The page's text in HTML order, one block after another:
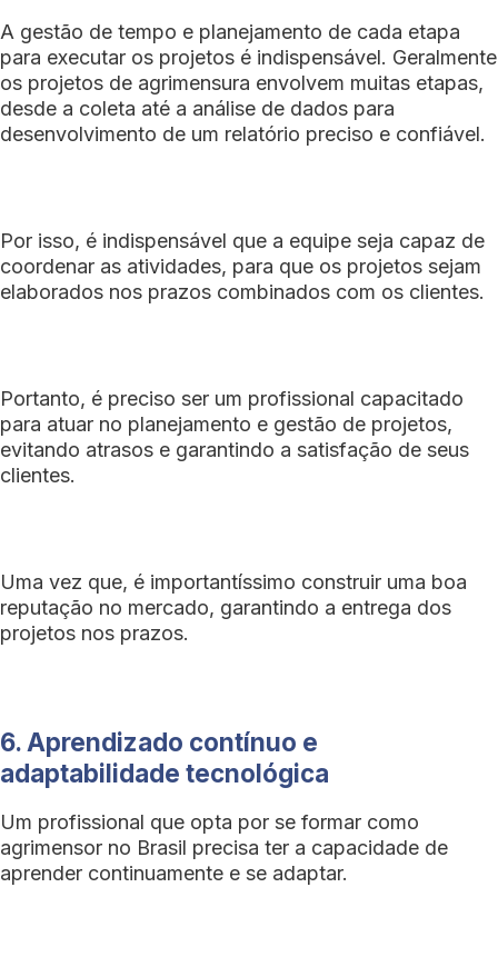
A gestão de tempo e planejamento de cada etapa
para executar os projetos é indispensável. Geralmente
os projetos de agrimensura envolvem muitas etapas,
desde a coleta até a análise de dados para
desenvolvimento de um relatório preciso e confiável.
Por isso, é indispensável que a equipe seja capaz de
coordenar as atividades, para que os projetos sejam
elaborados nos prazos combinados com os clientes.
Portanto, é preciso ser um profissional capacitado
para atuar no planejamento e gestão de projetos,
evitando atrasos e garantindo a satisfação de seus
clientes.
Uma vez que, é importantíssimo construir uma boa
reputação no mercado, garantindo a entrega dos
projetos nos prazos.
6. Aprendizado contínuo e
adaptabilidade tecnológica
Um profissional que opta por se formar como
agrimensor no Brasil precisa ter a capacidade de
aprender continuamente e se adaptar.